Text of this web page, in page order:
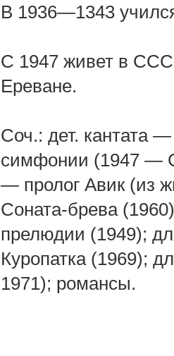
В 1936—1343
С 1947 живет в
Ереване.
Соч.: дет. кантата
симфонии (1947 —
— пролог Авик (из
Соната-брева
прелюдии (1949);
Куропатка (1969);
1971); романсы.